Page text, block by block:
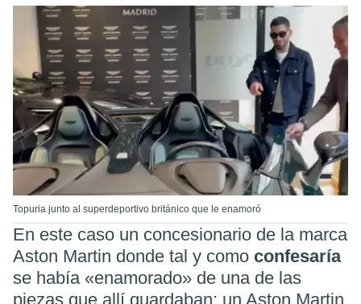
Topuria junto al superdeportivo británico que le enamoró
En este caso un concesionario de la marca
Aston Martin donde tal y como confesaría
se había «enamorado» de una de las
piezas que allí guardaban: un Aston Martin